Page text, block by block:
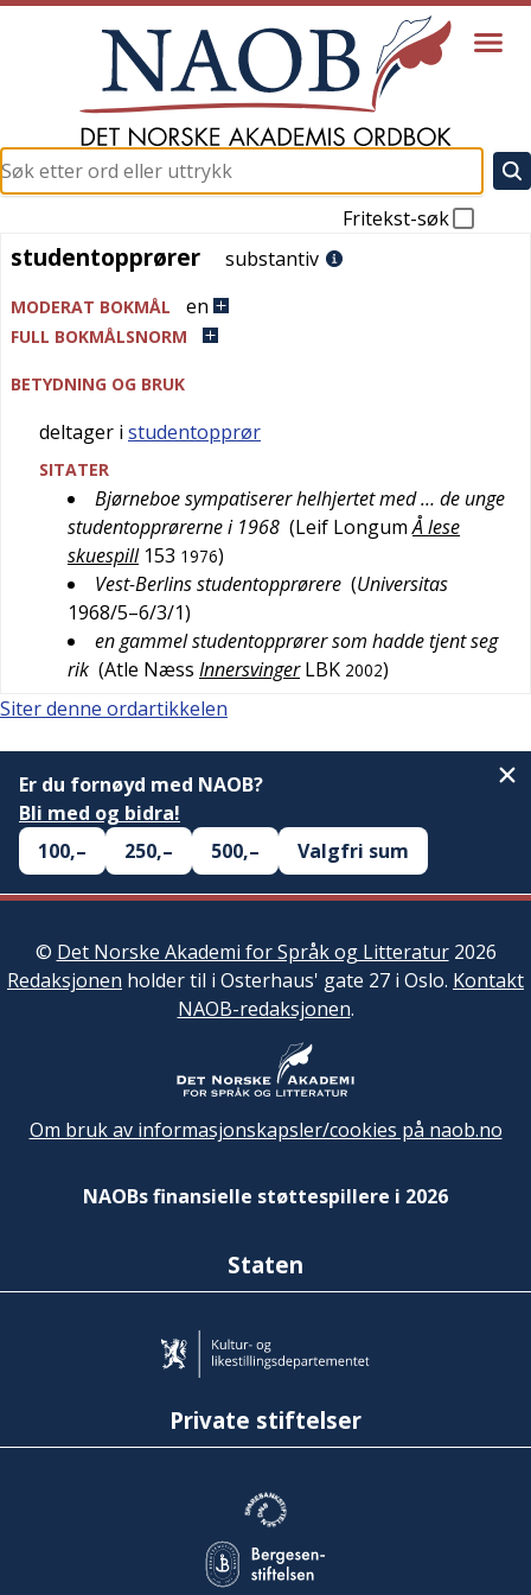
Fritekst-søk
studentopprører
studentopprører substantiv
MODERAT BOKMÅL en
FULL BOKMÅLSNORM
BETYDNING OG BRUK
deltager i studentopprør
SITATER
Bjørneboe sympatiserer helhjertet med … de unge
studentopprørerne i 1968 (Leif Longum Å lese
skuespill 153 1976)
Vest-Berlins studentopprørere (Universitas
1968/5–6/3/1)
en gammel studentopprører som hadde tjent seg
rik (Atle Næss Innersvinger LBK 2002)
Siter denne ordartikkelen
Er du fornøyd med NAOB?
Bli med og bidra!
100,–
250,– 500,– Valgfri sum
© Det Norske Akademi for Språk og Litteratur2026
Redaksjonen holder til i Osterhaus' gate 27 i Oslo. Kontakt
NAOB-redaksjonen.
Om bruk av informasjonskapsler/cookies på naob.no
NAOBs finansielle støttespillere i 2026
Staten
Private stiftelser